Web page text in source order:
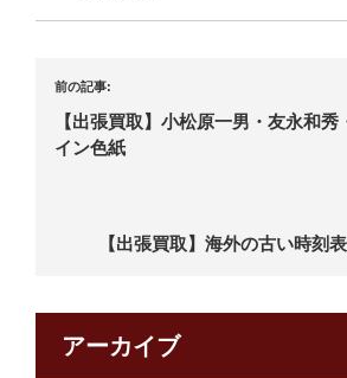
前の記事:
【出張買取】小松原一男・友永和
イン色紙
【出張買取】海外の古い時刻
アーカイブ